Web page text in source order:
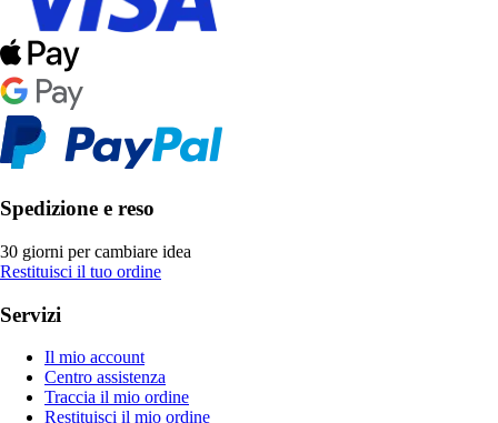
Spedizione e reso
30 giorni per cambiare idea
Restituisci il tuo ordine
Servizi
Il mio account
Centro assistenza
Traccia il mio ordine
Restituisci il mio ordine